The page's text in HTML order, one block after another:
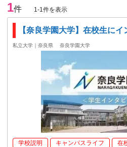
1件 1-1件を表示
【奈良学園大学】在校生にイ
私立大学｜奈良県 奈良学園大学
学校説明 キャンパスライフ 在